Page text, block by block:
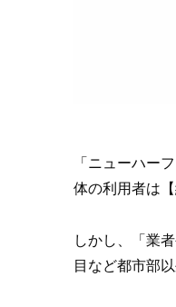
「ニューハー
体の利用者は
しかし、「業
目など都市部